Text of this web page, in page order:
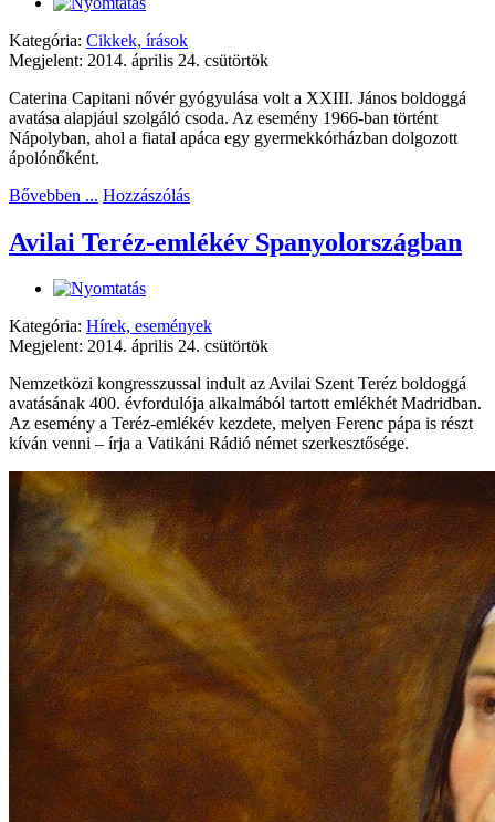
Kategória: Cikkek, írások
Megjelent: 2014. április 24. csütörtök
Caterina Capitani nővér gyógyulása volt a XXIII. János boldoggá
avatása alapjául szolgáló csoda. Az esemény 1966-ban történt
Nápolyban, ahol a fiatal apáca egy gyermekkórházban dolgozott
ápolónőként.
Bővebben ... Hozzászólás
Avilai Teréz-emlékév Spanyolországban
Kategória: Hírek, események
Megjelent: 2014. április 24. csütörtök
Nemzetközi kongresszussal indult az Avilai Szent Teréz boldoggá
avatásának 400. évfordulója alkalmából tartott emlékhét Madridban.
Az esemény a Teréz-emlékév kezdete, melyen Ferenc pápa is részt
kíván venni – írja a Vatikáni Rádió német szerkesztősége.